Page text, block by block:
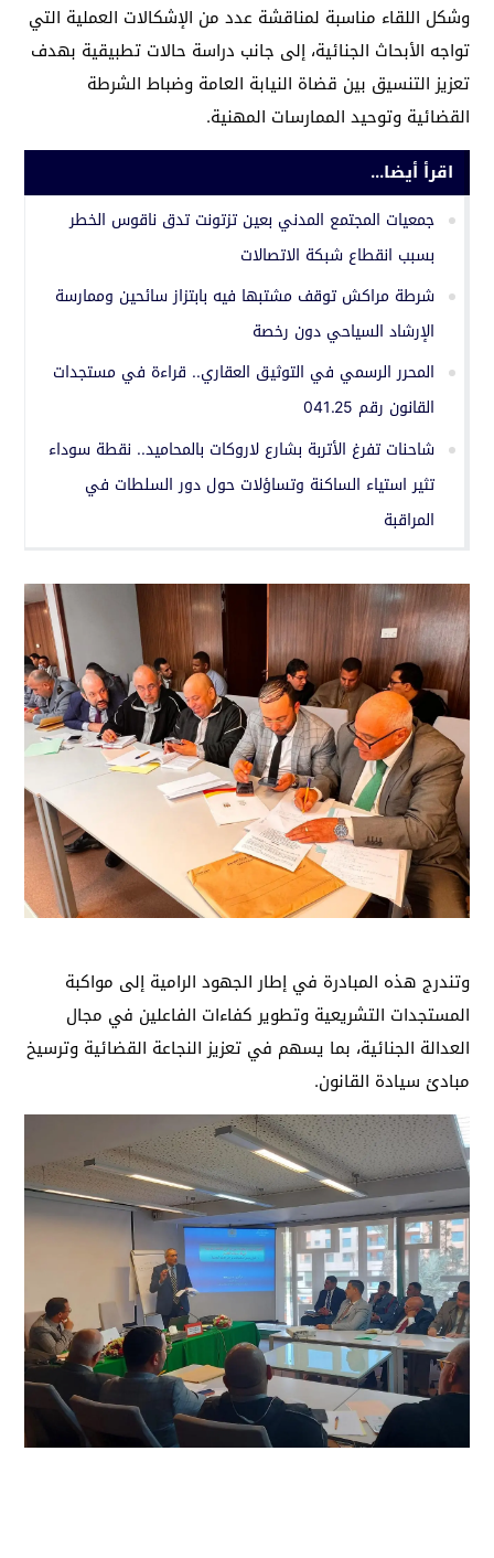
وشكل اللقاء مناسبة لمناقشة عدد من الإشكالات العملية التي
تواجه الأبحاث الجنائية، إلى جانب دراسة حالات تطبيقية بهدف
تعزيز التنسيق بين قضاة النيابة العامة وضباط الشرطة
القضائية وتوحيد الممارسات المهنية.
اقرأ أيضا...
جمعيات المجتمع المدني بعين تزتونت تدق ناقوس الخطر
بسبب انقطاع شبكة الاتصالات
شرطة مراكش توقف مشتبها فيه بابتزاز سائحين وممارسة
الإرشاد السياحي دون رخصة
المحرر الرسمي في التوثيق العقاري.. قراءة في مستجدات
القانون رقم 041.25
شاحنات تفرغ الأتربة بشارع لاروكات بالمحاميد.. نقطة سوداء
تثير استياء الساكنة وتساؤلات حول دور السلطات في
المراقبة
وتندرج هذه المبادرة في إطار الجهود الرامية إلى مواكبة
المستجدات التشريعية وتطوير كفاءات الفاعلين في مجال
العدالة الجنائية، بما يسهم في تعزيز النجاعة القضائية وترسيخ
مبادئ سيادة القانون.